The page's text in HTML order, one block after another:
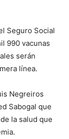
Seguro Social
990 vacunas
serán
línea.
Negreiros
Sabogal que
la salud que